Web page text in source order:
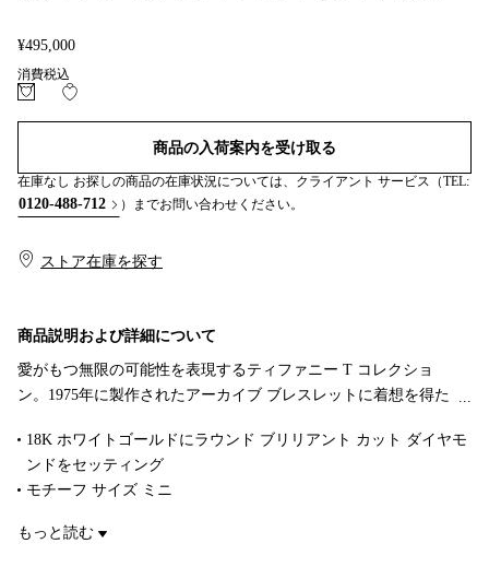
¥495,000
消費税込
商品の入荷案内を受け取る
在庫なし お探しの商品の在庫状況については、クライアント サービス（TEL:
0120-488-712 ）までお問い合わせください。
ストア在庫を探す​​
商品説明および詳細について
愛がもつ無限の可能性を表現するティファニー T コレクショ
ン。1975年に製作されたアーカイブ ブレスレットに着想を得た
者であるチャールズ・ルイス・ティファニーが希望と可能性の
地であると考えたニューヨークの精神にオマージュを捧げてい
ます。ティファニーのデザイナーたちによって直線的な「T」の
文字にシンプルなひねりが加えられ、世界共通の幸福のシンボ
18K ホワイトゴールドにラウンド ブリリアント カット ダイヤモ
ンドをセッティング
モチーフ サイズ ミニ
商品番号:60150739
もっと読む